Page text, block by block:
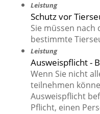
Leistung
Schutz vor
Sie müssen nach
bestimmte
Leistung
Ausweispflicht -
Wenn Sie nicht
teilnehmen
Ausweispflicht
Pflicht, einen